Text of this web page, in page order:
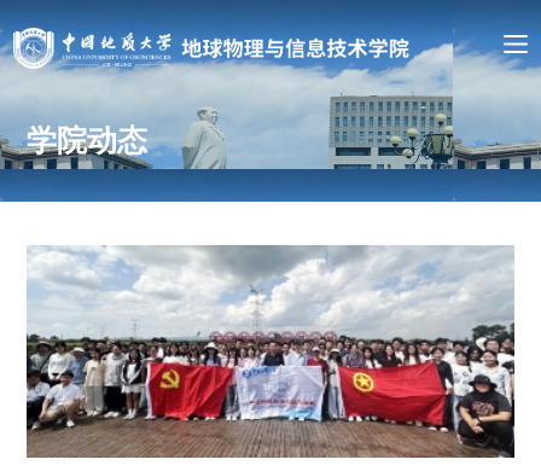
学院动态